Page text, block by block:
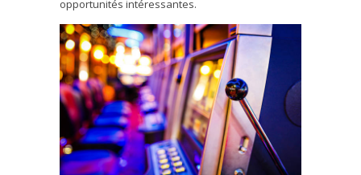
opportunités intéressantes.